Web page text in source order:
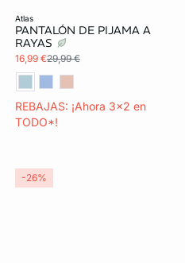
atlas
PANTALÓN DE PIJAMA A
RAYAS
16,99 €29,99 €
REBAJAS: ¡Ahora 3x2 en
TODO*!
-26%